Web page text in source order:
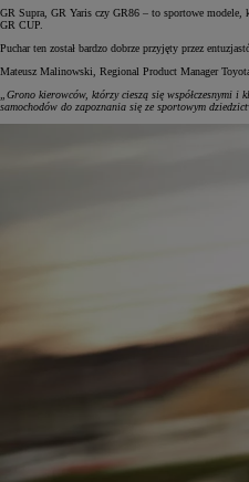
Yaris Cross
GR Supra, GR Yaris czy GR86 – to sportowe
GR CUP.
Puchar ten został bardzo dobrze przyjęty przez
Mateusz Malinowski, Regional Product Manager
„Grono kierowców, którzy cieszą się współczesnymi i
samochodów do zapoznania się ze sportowym